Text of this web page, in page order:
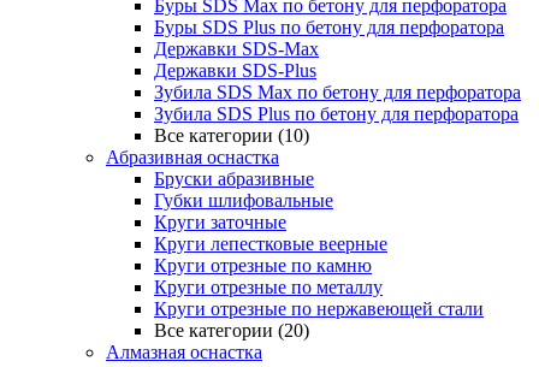
Буры SDS Max по бетону для перфоратора
Буры SDS Plus по бетону для перфоратора
Державки SDS-Max
Державки SDS-Plus
Зубила SDS Mах по бетону для перфоратора
Зубила SDS Plus по бетону для перфоратора
Все категории (10)
Абразивная оснастка
Бруски абразивные
Губки шлифовальные
Круги заточные
Круги лепестковые веерные
Круги отрезные по камню
Круги отрезные по металлу
Круги отрезные по нержавеющей стали
Все категории (20)
Алмазная оснастка